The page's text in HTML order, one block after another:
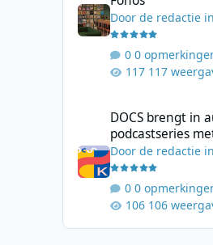
Door de redactiein
0
117
DOCS brengt in
podcastseries
Door de redactiein
0
106